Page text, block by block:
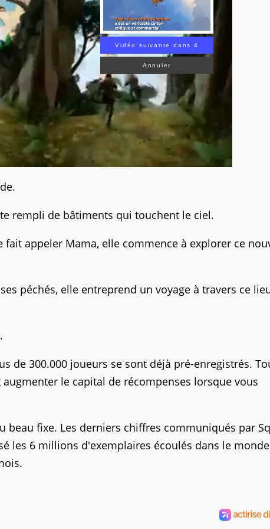
Vidéo suivante dans 3
Annuler
rempli de bâtiments qui touchent le ciel.
appeler Mama, elle commence à explorer ce
péchés, elle entreprend un voyage à travers ce
de 300.000 joueurs se sont déjà pré-enregistrés.
le capital de récompenses lorsque vous
beau fixe. Les derniers chiffres communiqués par
les 6 millions d'exemplaires écoulés dans le